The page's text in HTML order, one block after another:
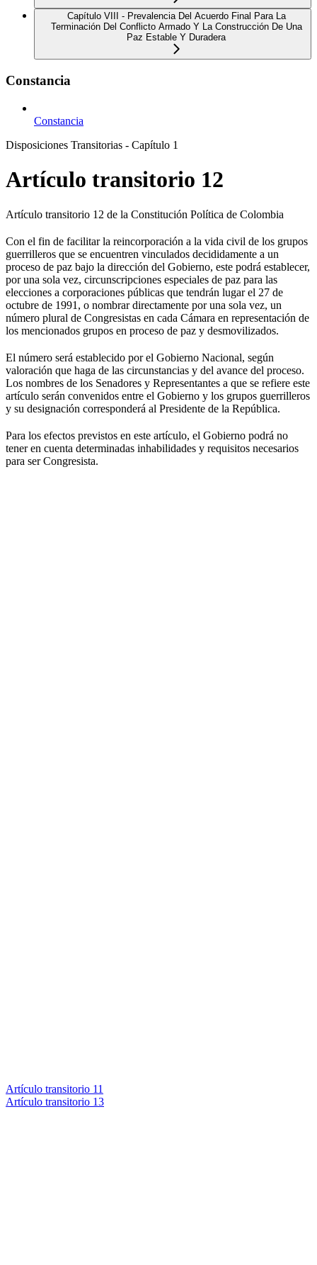
Capítulo VIII - Prevalencia Del Acuerdo Final Para La
Terminación Del Conflicto Armado Y La Construcción De Una
Paz Estable Y Duradera
Constancia
Constancia
Disposiciones Transitorias - Capítulo 1
Artículo transitorio 12
Artículo transitorio 12 de la Constitución Política de Colombia
Con el fin de facilitar la reincorporación a la vida civil de los grupos
guerrilleros que se encuentren vinculados decididamente a un
proceso de paz bajo la dirección del Gobierno, este podrá establecer,
por una sola vez, circunscripciones especiales de paz para las
elecciones a corporaciones públicas que tendrán lugar el 27 de
octubre de 1991, o nombrar directamente por una sola vez, un
número plural de Congresistas en cada Cámara en representación de
los mencionados grupos en proceso de paz y desmovilizados.
El número será establecido por el Gobierno Nacional, según
valoración que haga de las circunstancias y del avance del proceso.
Los nombres de los Senadores y Representantes a que se refiere este
artículo serán convenidos entre el Gobierno y los grupos guerrilleros
y su designación corresponderá al Presidente de la República.
Para los efectos previstos en este artículo, el Gobierno podrá no
tener en cuenta determinadas inhabilidades y requisitos necesarios
para ser Congresista.
Artículo transitorio 11
Artículo transitorio 13